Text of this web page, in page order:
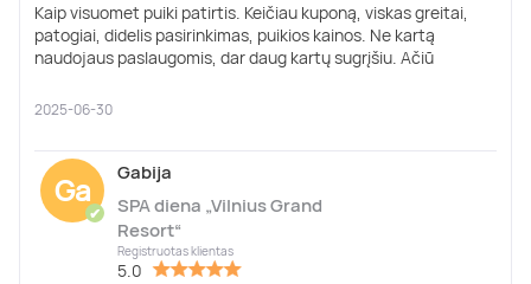
Kaip visuomet puiki patirtis. Keičiau kuponą, viskas greitai,
patogiai, didelis pasirinkimas, puikios kainos. Ne kartą
naudojaus paslaugomis, dar daug kartų sugrįšiu. Ačiū
2025-06-30
Ga
✔
Gabija
SPA diena „Vilnius Grand
Resort“
Registruotas klientas
5.0